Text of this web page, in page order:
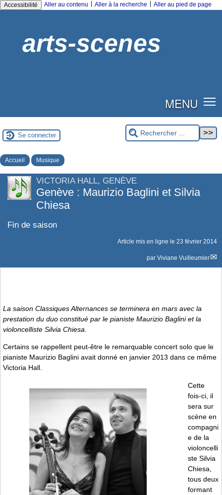
Accessibilité Aller au contenu Aller à la recherche Aller au pied de page
arts-scenes
MENU
Se connecter
Accueil Musique
VICTORIA HALL, GENÈVE
Genève : Maurizio Baglini et Silvia
Chiesa
Fin de saison
Article mis en ligne le 23 février 2014
par Viviane Vuilleumier
La saison Classiques Alternances se terminera en mars avec la
prestation du duo constitué par le pianiste Maurizio Baglini et la
violoncelliste Silvia Chiesa.
Certains se rappellent peut-être le remarquable concert solo que le
pianiste Maurizio Baglini avait donné en janvier 2013 dans ce même
Victoria Hall.
Cette
fois-ci, il
sera sur
scène en
compagni
e de la
violoncelli
ste Silvia
Chiesa,
tous deux
formant